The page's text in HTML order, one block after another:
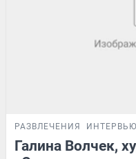
РАЗВЛЕЧЕНИЯ ИНТЕРВЬЮ
Галина Волчек,